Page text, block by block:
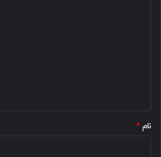
نام*